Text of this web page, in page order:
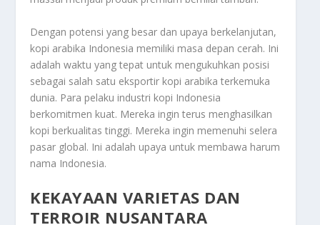
Dengan potensi yang besar dan upaya berkelanjutan,
kopi arabika Indonesia memiliki masa depan cerah. Ini
adalah waktu yang tepat untuk mengukuhkan posisi
sebagai salah satu eksportir kopi arabika terkemuka
dunia. Para pelaku industri kopi Indonesia
berkomitmen kuat. Mereka ingin terus menghasilkan
kopi berkualitas tinggi. Mereka ingin memenuhi selera
pasar global. Ini adalah upaya untuk membawa harum
nama Indonesia.
KEKAYAAN VARIETAS DAN
TERROIR NUSANTARA